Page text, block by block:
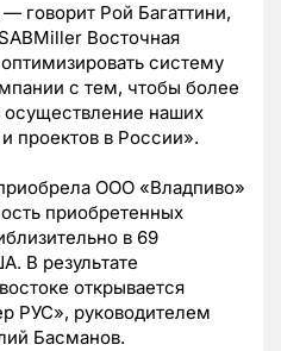
говорит Рой Багаттини,
Восточная
систему
с тем, чтобы более
наших
проектов в России».
ООО «Владпиво»
приобретенных
в 69
В результате
открывается
РУС», руководителем
Басманов.